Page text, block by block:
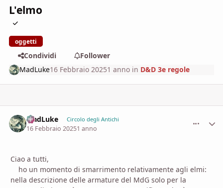
L'elmo
oggetti
Condividi
Follower
MadLuke16 Febbraio 20251 anno in D&D 3e regole
MadLuke Circolo degli Antichi
16 Febbraio 20251 anno
Ciao a tutti,
ho un momento di smarrimento relativamente agli elmi:
nella descrizione delle armature del MdG solo per la